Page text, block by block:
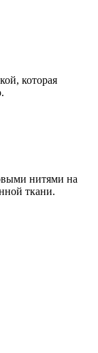
которая
нитями на
ткани.